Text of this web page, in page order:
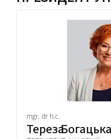
mgr, dr h.c.
ТерезаБогацька